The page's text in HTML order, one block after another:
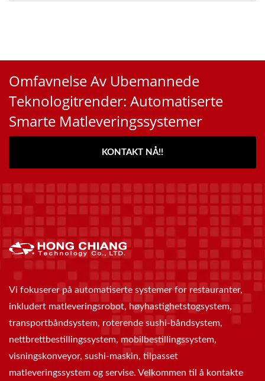
Omfavnelse Av Ubemannede
Teknologitrender: Automatiserte
Smarte Matleveringssystemer
KONTAKT NÅ!!
Vi fokuserer på automatiserte systemer for restauranter,
inkludert matleveringsrobot, høyhastighetstogsystem,
transportbåndsystem, roterende sushi-båndsystem,
nettbrettbestillingssystem, mobilbestillingssystem,
visningskonveyor, sushi-maskin, tilpasset
matleveringssystem og servise. Velkommen til å kontakte